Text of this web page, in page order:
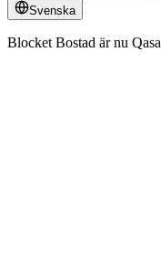
Svenska
Blocket Bostad är nu Qasa